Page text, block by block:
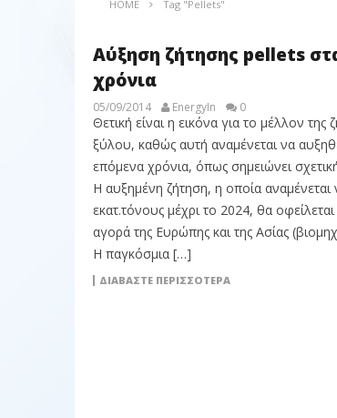
Ηλεκτρισμός
Κατασκευαστικές
HOME Tag "Pellets"
Αύξηση ζήτησης pellets
χρόνια
05/09/2014 EnergyIn 0
Θετική είναι η εικόνα για το μέλλον της
ξύλου, καθώς αυτή αναμένεται να
επόμενα χρόνια, όπως σημειώνει
Η αυξημένη ζήτηση, η οποία αναμένεται
εκατ.τόνους μέχρι το 2024, θα
αγορά της Ευρώπης και της Ασίας
Η παγκόσμια […]
ΔΙΑΒΆΣΤΕ ΠΕΡΙΣΣΌΤΕΡΑ